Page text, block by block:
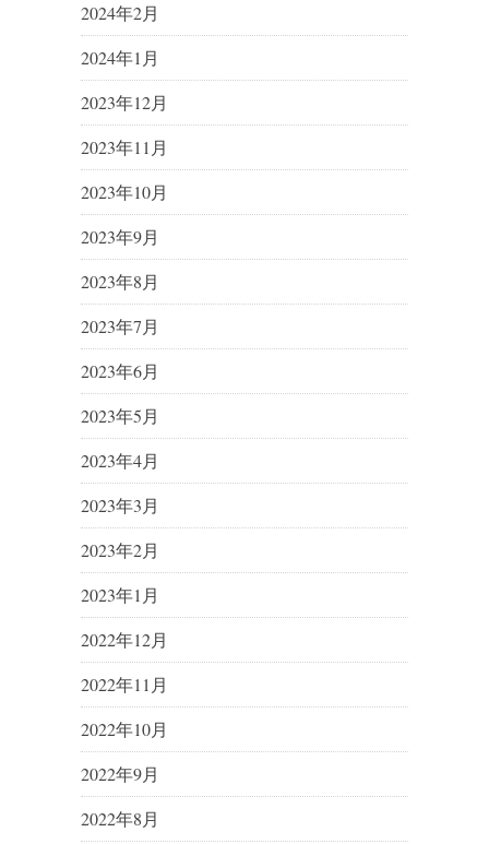
2024年2月
2024年1月
2023年12月
2023年11月
2023年10月
2023年9月
2023年8月
2023年7月
2023年6月
2023年5月
2023年4月
2023年3月
2023年2月
2023年1月
2022年12月
2022年11月
2022年10月
2022年9月
2022年8月